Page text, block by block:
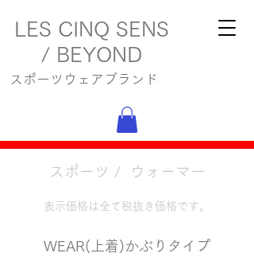
LES CINQ SENS
/ BEYOND
スポーツウェアブランド
スポーツ / ウォーマー
表示価格は全て税抜き価格です。
WEAR(上着)かぶりタイプ